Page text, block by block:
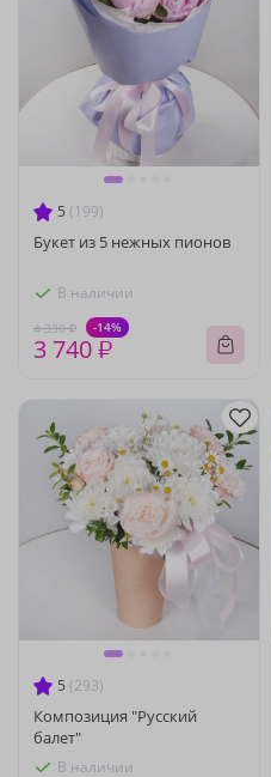
5 (199)
Букет из 5 нежных пионов
В наличии
4 330 ₽ -14%
3 740 ₽
5 (293)
Композиция "Русский
балет"
В наличии